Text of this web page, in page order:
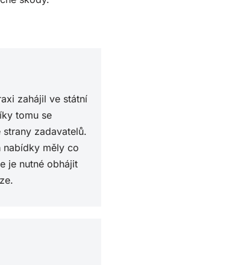
zahájil ve státní
tomu se
zadavatelů.
měly co
je nutné obhájit